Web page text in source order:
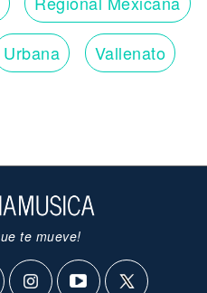
Urbana Vallenato
te mueve!